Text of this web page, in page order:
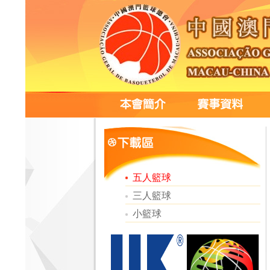
五人籃球
三人籃球
小籃球